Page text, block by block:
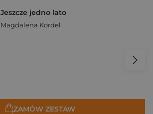
Jeszcze jedno lato
Magdalena Kordel
ZAMÓW ZESTAW